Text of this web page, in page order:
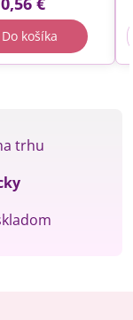
Do košíka
trhu